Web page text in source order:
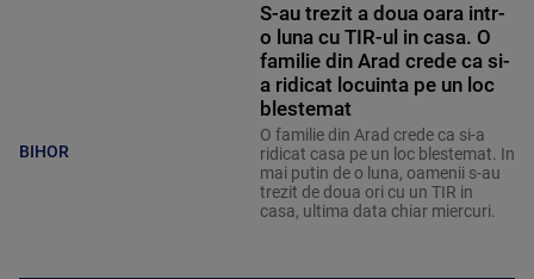
BIHOR
S-au trezit a doua oara intr-
o luna cu TIR-ul in casa. O
familie din Arad crede ca si-
a ridicat locuinta pe un loc
blestemat
O familie din Arad crede ca si-a
ridicat casa pe un loc blestemat. In
mai putin de o luna, oamenii s-au
trezit de doua ori cu un TIR in
casa, ultima data chiar miercuri.